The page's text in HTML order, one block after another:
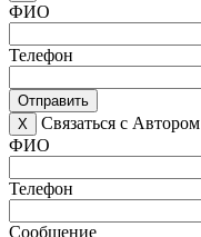
ФИО
Телефон
Отправить
X
Связаться с Автором
ФИО
Телефон
Сообщение